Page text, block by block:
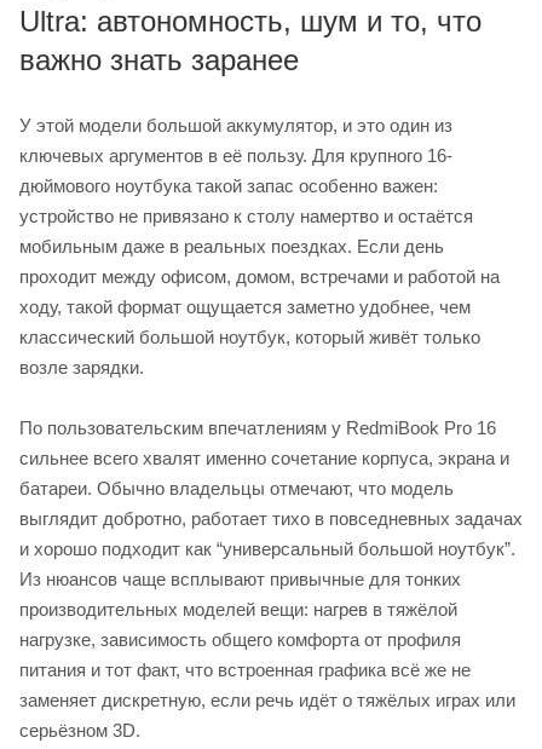
Ultra: автономность, шум и то, что
важно знать заранее
У этой модели большой аккумулятор, и это один из
ключевых аргументов в её пользу. Для крупного 16-
дюймового ноутбука такой запас особенно важен:
устройство не привязано к столу намертво и остаётся
мобильным даже в реальных поездках. Если день
проходит между офисом, домом, встречами и работой на
ходу, такой формат ощущается заметно удобнее, чем
классический большой ноутбук, который живёт только
возле зарядки.
По пользовательским впечатлениям у RedmiBook Pro 16
сильнее всего хвалят именно сочетание корпуса, экрана и
батареи. Обычно владельцы отмечают, что модель
выглядит добротно, работает тихо в повседневных задачах
и хорошо подходит как “универсальный большой ноутбук”.
Из нюансов чаще всплывают привычные для тонких
производительных моделей вещи: нагрев в тяжёлой
нагрузке, зависимость общего комфорта от профиля
питания и тот факт, что встроенная графика всё же не
заменяет дискретную, если речь идёт о тяжёлых играх или
серьёзном 3D.